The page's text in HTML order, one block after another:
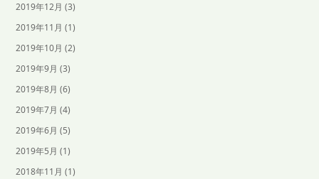
2019年12月 (3)
2019年11月 (1)
2019年10月 (2)
2019年9月 (3)
2019年8月 (6)
2019年7月 (4)
2019年6月 (5)
2019年5月 (1)
2018年11月 (1)